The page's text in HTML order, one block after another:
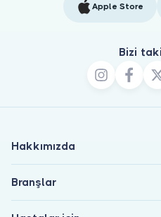
Apple Store
Bizi
Hakkımızda
Branşlar